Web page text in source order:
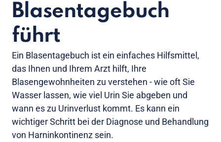
Blasentagebuch
führt
Ein Blasentagebuch ist ein einfaches Hilfsmittel,
das Ihnen und Ihrem Arzt hilft, Ihre
Blasengewohnheiten zu verstehen - wie oft Sie
Wasser lassen, wie viel Urin Sie abgeben und
wann es zu Urinverlust kommt. Es kann ein
wichtiger Schritt bei der Diagnose und Behandlung
von Harninkontinenz sein.